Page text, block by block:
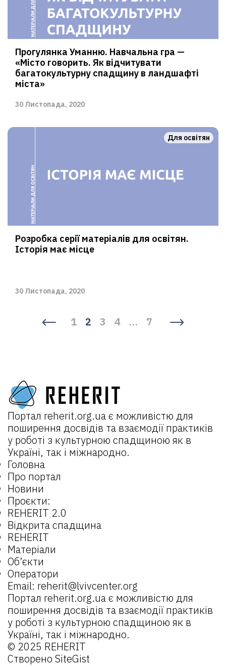
Прогулянка Уманню. Навчальна гра —
«Місто говорить. Як відчитувати
багатокультурну спадщину в ландшафті
міста»
30 Листопада, 2020
Для освітян
Розробка серії матеріалів для освітян.
Історія має місце
30 Листопада, 2020
1 2 3 4 … 7
Портал reherit.org.uaє можливістю для
поширення досвідів та взаємодії практиків
у роботі з культурною спадщиною як в
Україні, так і міжнародно.
Головна
Про портал
Новини
Проєкти:
REHERIT 2.0
Відкрита спадщина
REHERIT
Матеріали
Об’єкти
Оператори
Email: reherit@lvivcenter.org
Портал reherit.org.uaє можливістю для
поширення досвідів та взаємодії практиків
у роботі з культурною спадщиною як в
Україні, так і міжнародно.
© 2025 REHERIT
Створено SiteGist